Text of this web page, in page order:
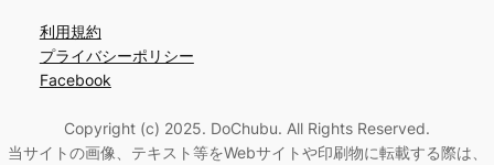
利用規約
プライバシーポリシー
Facebook
Copyright (c) 2025. DoChubu. All Rights Reserved.
当サイトの画像、テキスト等をWebサイトや印刷物に転載する際は、